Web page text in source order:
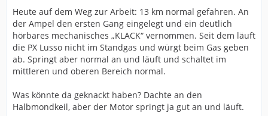
Heute auf dem Weg zur Arbeit: 13 km normal gefahren. An
der Ampel den ersten Gang eingelegt und ein deutlich
hörbares mechanisches „KLACK“ vernommen. Seit dem läuft
die PX Lusso nicht im Standgas und würgt beim Gas geben
ab. Springt aber normal an und läuft und schaltet im
mittleren und oberen Bereich normal.
Was könnte da geknackt haben? Dachte an den
Halbmondkeil, aber der Motor springt ja gut an und läuft.